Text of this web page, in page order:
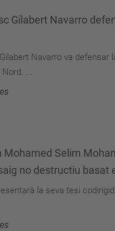
Gilabert Navarro
Navarro va defensar
...
Mohamed Selim
no destructiu basat
la seva tesi